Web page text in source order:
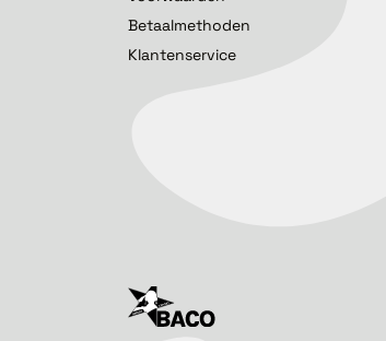
Betaalmethoden
Klantenservice